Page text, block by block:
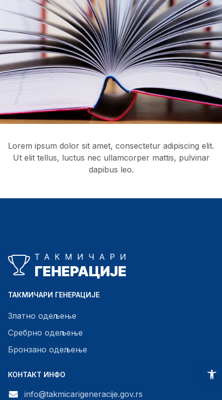
Lorem ipsum dolor sit amet, consectetur adipiscing elit.
Ut elit tellus, luctus nec ullamcorper mattis, pulvinar
dapibus leo.
ТАКМИЧАРИ ГЕНЕРАЦИЈЕ
Златно одељење
Сребрно одељење
Бронзано одељење
КОНТАКТ ИНФО
info@takmicarigeneracije.gov.rs